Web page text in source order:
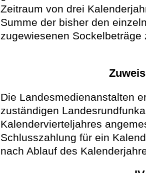
Zeitraum von drei
Summe der bisher den
zugewiesenen Sockelbeträge
Die Landesmedienanstalten
zuständigen
Kalendervierteljahres
Schlusszahlung für ein
nach Ablauf des